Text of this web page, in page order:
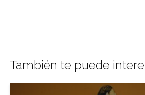
También te puede